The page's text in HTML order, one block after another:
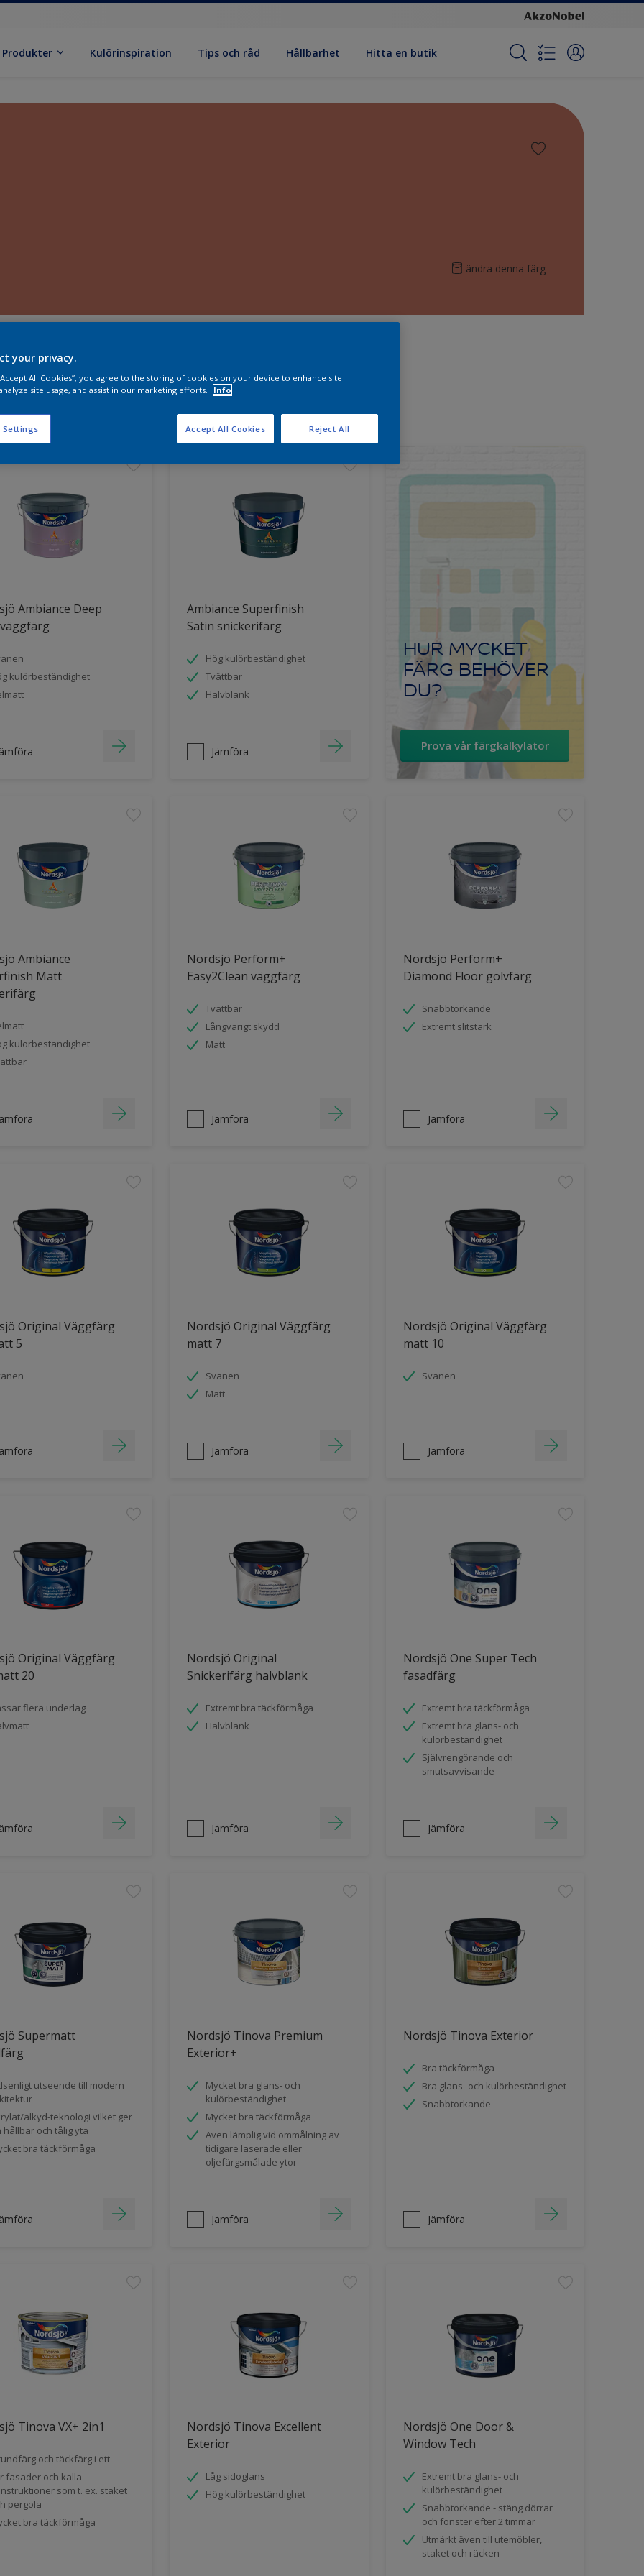
Produkter Kulörinspiration Tips och råd Hållbarhet Hitta en butik
ändra denna färg
produkterna för ditt projekt
Ambiance Deep
kulörbeständighet
Ambiance Superfinish
Satin snickerifärg
Hög kulörbeständighet
Tvättbar
Halvblank
Jämföra
HUR MYCKET
FÄRG BEHÖVER
DU?
Prova vår färgkalkylator
Ambiance
Matt
kulörbeständighet
Nordsjö Perform+
Easy2Clean väggfärg
Tvättbar
Långvarigt skydd
Matt
Jämföra
Nordsjö Perform+
Diamond Floor golvfärg
Snabbtorkande
Extremt slitstark
Jämföra
Original Väggfärg
5
Nordsjö Original Väggfärg
matt 7
Svanen
Matt
Jämföra
Nordsjö Original Väggfärg
matt 10
Svanen
Jämföra
Original Väggfärg
20
flera underlag
Nordsjö Original
Snickerifärg halvblank
Extremt bra täckförmåga
Halvblank
Jämföra
Nordsjö One Super Tech
fasadfärg
Extremt bra täckförmåga
Extremt bra glans- och
kulörbeständighet
Självrengörande och
smutsavvisande
Jämföra
Supermatt
utseende till modern
alkyd-teknologi vilket ger
hållbar och tålig yta
bra täckförmåga
Nordsjö Tinova Premium
Exterior+
Mycket bra glans- och
kulörbeständighet
Mycket bra täckförmåga
Även lämplig vid ommålning av
tidigare laserade eller
oljefärgsmålade ytor
Jämföra
Nordsjö Tinova Exterior
Bra täckförmåga
Bra glans- och kulörbeständighet
Snabbtorkande
Jämföra
Tinova VX+ 2in1
och täckfärg i ett
fasader och kalla
som t. ex. staket
pergola
bra täckförmåga
Nordsjö Tinova Excellent
Exterior
Låg sidoglans
Hög kulörbeständighet
Nordsjö One Door &
Window Tech
Extremt bra glans- och
kulörbeständighet
Snabbtorkande - stäng dörrar
och fönster efter 2 timmar
Utmärkt även till utemöbler,
staket och räcken
your privacy.
All Cookies”, you agree to the storing of cookies on your device to enhance site
site usage, and assist in our marketing efforts.
Info
Settings Reject All
Accept All Cookies